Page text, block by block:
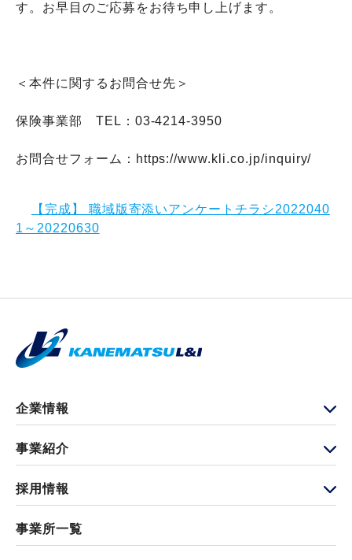
す。お早目のご応募をお待ち申し上げます。
＜本件に関するお問合せ先＞
保険事業部 TEL：03-4214-3950
お問合せフォーム：https://www.kli.co.jp/inquiry/
【完成】 職域版寄添いアンケートチラシ2022040
1～20220630
企業情報
代表挨拶・経営方針
事業紹介
保険事業部
採用情報
先輩の仕事
事業所一覧